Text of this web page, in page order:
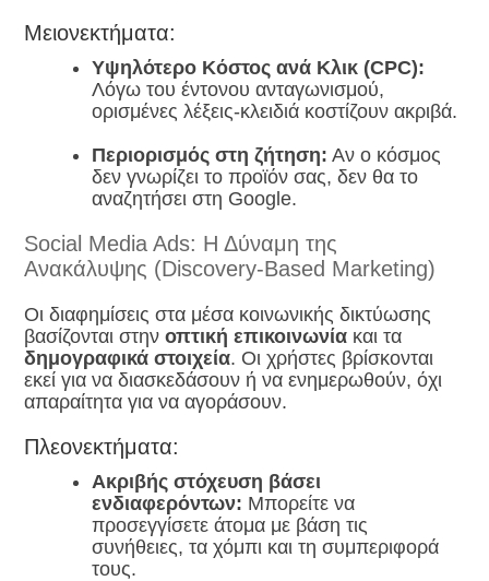
Μειονεκτήματα:
Υψηλότερο Κόστος ανά Κλικ (CPC):
Λόγω του έντονου ανταγωνισμού,
ορισμένες λέξεις-κλειδιά κοστίζουν ακριβά.
Περιορισμός στη ζήτηση: Αν ο κόσμος
δεν γνωρίζει το προϊόν σας, δεν θα το
αναζητήσει στη Google.
Social Media Ads: Η Δύναμη της
Ανακάλυψης (Discovery-Based Marketing)
Οι διαφημίσεις στα μέσα κοινωνικής δικτύωσης
βασίζονται στηνοπτική επικοινωνία και τα
δημογραφικά στοιχεία. Οι χρήστες βρίσκονται
εκεί για να διασκεδάσουν ή να ενημερωθούν, όχι
απαραίτητα για να αγοράσουν.
Πλεονεκτήματα:
Ακριβής στόχευση βάσει
ενδιαφερόντων: Μπορείτε να
προσεγγίσετε άτομα με βάση τις
συνήθειες, τα χόμπι και τη συμπεριφορά
τους.